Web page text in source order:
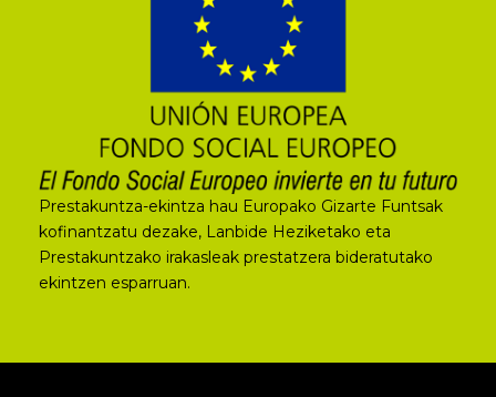
Prestakuntza-ekintza hau Europako Gizarte Funtsak
kofinantzatu dezake, Lanbide Heziketako eta
Prestakuntzako irakasleak prestatzera bideratutako
ekintzen esparruan.